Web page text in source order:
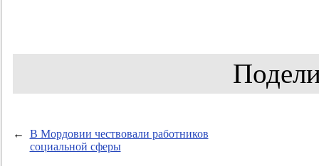
←
В Мордовии чествовали работников
социальной сферы